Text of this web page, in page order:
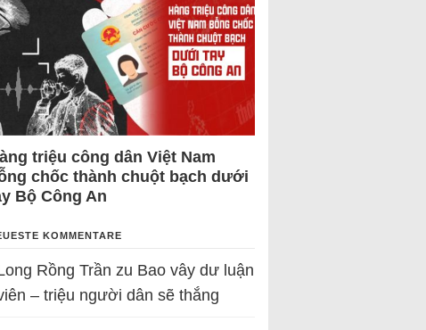
triệu công dân Việt Nam
chốc thành chuột bạch dưới
Bộ Công An
KOMMENTARE
Rồng Trần zu Bao vây dư luận
– triệu người dân sẽ thắng